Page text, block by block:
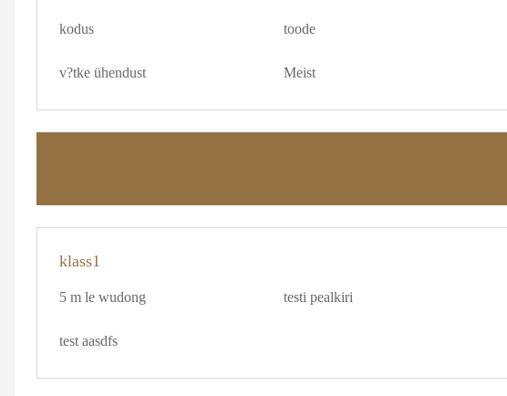
kodus toode
v?tke ühendust Meist
klass1
5 m le wudong testi pealkiri
test aasdfs